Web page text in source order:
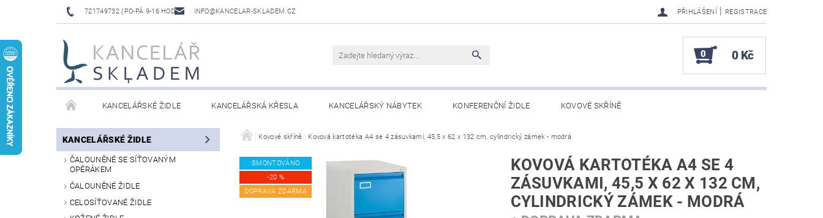
721749732 (PO-PÁ 9-16 HOD) INFO@KANCELAR-SKLADEM.CZ PŘIHLÁŠENÍ | REGISTRACE
0 0 Kč
KANCELÁŘSKÉ ŽIDLE KANCELÁŘSKÁ KŘESLA KANCELÁŘSKÝ NÁBYTEK KONFERENČNÍ ŽIDLE KOVOVÉ SKŘÍNĚ
LAVICE DO ČEKÁREN VÝŠKOVĚ NASTAVITELNÉ STOLY OBCHODNÍ PODMÍNKY KONTAKTY
KANCELÁŘSKÉ ŽIDLE
ČALOUNĚNÉ SE SÍŤOVANÝM
OPĚRÁKEM
ČALOUNĚNÉ ŽIDLE
CELOSÍŤOVANÉ ŽIDLE
Kovové skříně Kovová kartotéka A4 se 4 zásuvkami, 45,5 x 62 x 132 cm, cylindrický zámek - modrá
SMONTOVÁNO
-20 %
DOPRAVA ZDARMA
KOVOVÁ KARTOTÉKA A4 SE 4
ZÁSUVKAMI, 45,5 X 62 X 132 CM,
CYLINDRICKÝ ZÁMEK - MODRÁ